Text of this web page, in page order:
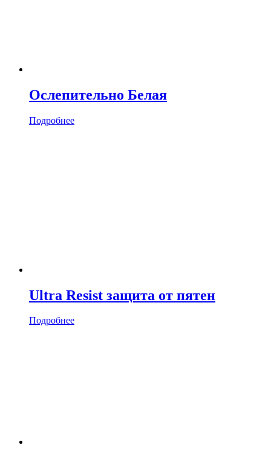
Ослепительно Белая
Подробнее
Ultra Resist защита от пятен
Подробнее